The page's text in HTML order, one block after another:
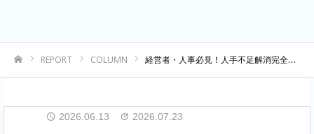
REPORT COLUMN 経営者・人事必見！人手不足解消完全ガイド！15個の対策法を紹介
2026.06.13 2026.07.23